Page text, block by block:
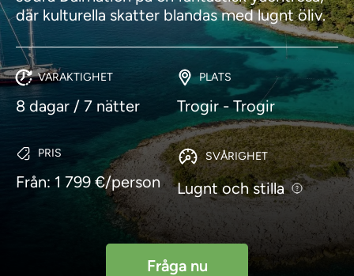
där kulturella skatter blandas med lugnt öliv.
VARAKTIGHET
8 dagar / 7 nätter
PLATS
Trogir - Trogir
PRIS
Från: 1 799 €/person
SVÅRIGHET
Lugnt och stilla
Fråga nu